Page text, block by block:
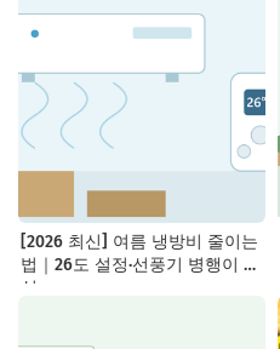
[2026 최신] 여름 냉방비 줄이는
법｜26도 설정·선풍기 병행이 핵
심